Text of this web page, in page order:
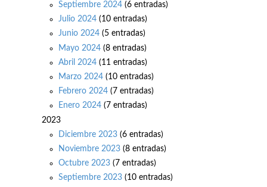
Septiembre 2024 (6 entradas)
Julio 2024 (10 entradas)
Junio 2024 (5 entradas)
Mayo 2024 (8 entradas)
Abril 2024 (11 entradas)
Marzo 2024 (10 entradas)
Febrero 2024 (7 entradas)
Enero 2024 (7 entradas)
2023
Diciembre 2023 (6 entradas)
Noviembre 2023 (8 entradas)
Octubre 2023 (7 entradas)
Septiembre 2023 (10 entradas)